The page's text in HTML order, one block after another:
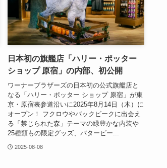
日本初の旗艦店「ハリー・ポッター
ショップ 原宿」の内部、初公開
ワーナーブラザーズの日本初の公式旗艦店と
なる「ハリー・ポッター ショップ 原宿」が東
京・原宿表参道沿いに2025年8月14日（木）に
オープン！ フクロウやバックビークに出会え
る「禁じられた森」テーマの緑豊かな内装や
25種類もの限定グッズ、バタービー...
2025-08-08